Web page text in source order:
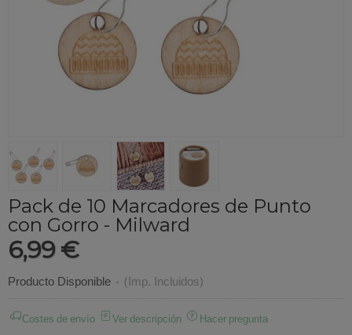
Pack de 10 Marcadores de Punto
con Gorro - Milward
6,99 €
Producto Disponible - (Imp. Incluidos)
Costes de envío Ver descripción Hacer pregunta